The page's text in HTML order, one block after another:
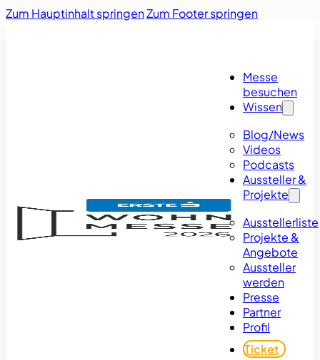
Zum Hauptinhalt springenZum Footer springen
Messe
besuchen
Wissen
Blog/News
Videos
Podcasts
Aussteller &
Projekte
Ausstellerliste
Projekte &
Angebote
Aussteller
werden
Presse
Partner
Profil
Ticket